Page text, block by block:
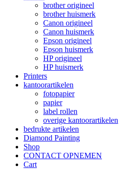
brother origineel
brother huismerk
Canon origineel
Canon huismerk
Epson origineel
Epson huismerk
HP origineel
HP huismerk
Printers
kantoorartikelen
fotopapier
papier
label rollen
overige kantoorartikelen
bedrukte artikelen
Diamond Painting
Shop
CONTACT OPNEMEN
Cart